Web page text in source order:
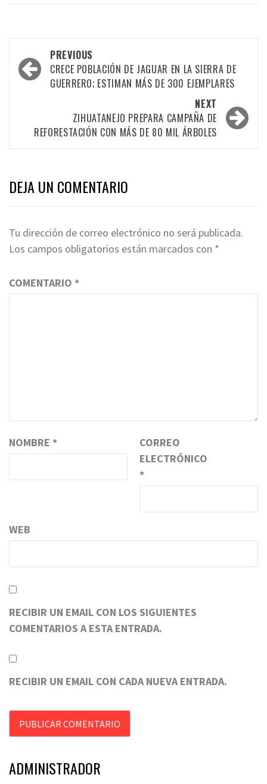
Post
navigation
PREVIOUS
CRECE POBLACIÓN DE JAGUAR EN LA SIERRA DE
GUERRERO; ESTIMAN MÁS DE 300 EJEMPLARES
NEXT
ZIHUATANEJO PREPARA CAMPAÑA DE
REFORESTACIÓN CON MÁS DE 80 MIL ÁRBOLES
DEJA UN COMENTARIO
Tu dirección de correo electrónico no será publicada.
Los campos obligatorios están marcados con *
COMENTARIO *
NOMBRE *
CORREO
ELECTRÓNICO
*
WEB
RECIBIR UN EMAIL CON LOS SIGUIENTES
COMENTARIOS A ESTA ENTRADA.
RECIBIR UN EMAIL CON CADA NUEVA ENTRADA.
ADMINISTRADOR